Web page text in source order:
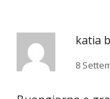
katia
8